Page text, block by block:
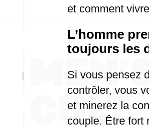
et comment
L’homme
toujours les
Si vous pensez
contrôler, vous
et minerez la
couple. Être fort